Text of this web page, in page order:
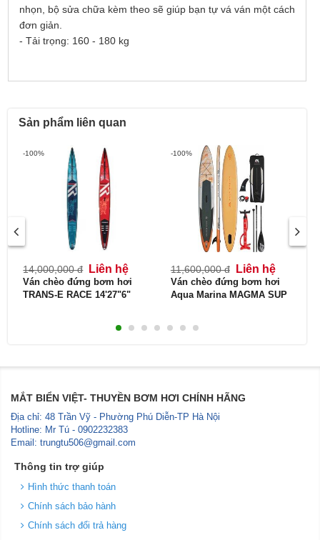
nhọn, bộ sửa chữa kèm theo sẽ giúp bạn tự vá ván một cách
đơn giản.
- Tải trọng: 160 - 180 kg
Sản phẩm liên quan
-100%
14,000,000 đ Liên hệ
Ván chèo đứng bơm hơi
TRANS-E RACE 14'27"6"
-100%
11,600,000 đ Liên hệ
Ván chèo đứng bơm hơi
Aqua Marina MAGMA SUP
MẮT BIỂN VIỆT- THUYỀN BƠM HƠI CHÍNH HÃNG
Địa chỉ: 48 Trần Vỹ - Phường Phú Diễn-TP Hà Nội
Hotline: Mr Tú - 0902232383
Email: trungtu506@gmail.com
Thông tin trợ giúp
Hình thức thanh toán
Chính sách bảo hành
Chính sách đổi trả hàng